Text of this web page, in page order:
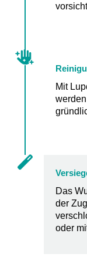
Mit
Das
der
oder